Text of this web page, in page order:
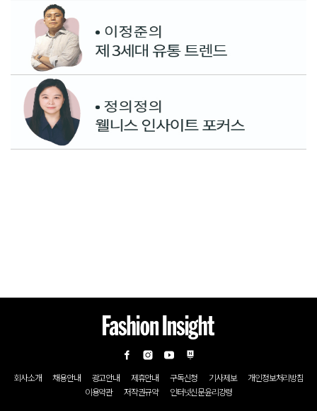
회사소개 채용안내 광고안내 제휴안내 구독신청 기사제보
개인정보처리방침
이용약관
저작권규약 인터넷신문윤리강령